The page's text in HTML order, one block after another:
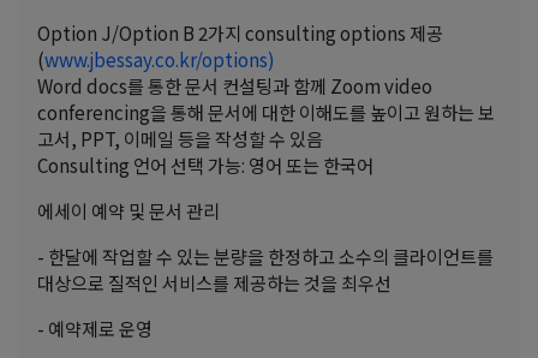
Option J/Option B 2가지 consulting options 제공
(www.jbessay.co.kr/options)
Word docs를 통한 문서 컨설팅과 함께 Zoom video
conferencing을 통해 문서에 대한 이해도를 높이고 원하는 보
고서, PPT, 이메일 등을 작성할 수 있음
Consulting 언어 선택 가능: 영어 또는 한국어
에세이 예약 및 문서 관리
- 한달에 작업할 수 있는 분량을 한정하고 소수의 클라이언트를
대상으로 질적인 서비스를 제공하는 것을 최우선
- 예약제로 운영